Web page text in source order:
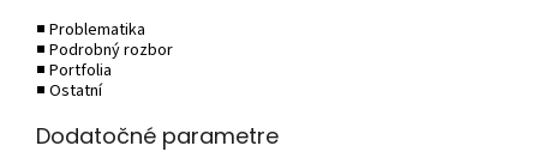
■ Problematika
■ Podrobný rozbor
■ Portfolia
■ Ostatní
Dodatočné parametre